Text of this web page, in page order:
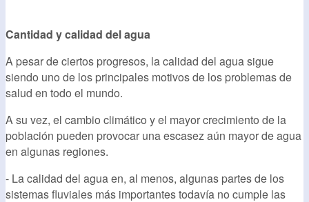
Cantidad y calidad del agua
A pesar de ciertos progresos, la calidad del agua sigue
siendo uno de los principales motivos de los problemas de
salud en todo el mundo.
A su vez, el cambio climático y el mayor crecimiento de la
población pueden provocar una escasez aún mayor de agua
en algunas regiones.
- La calidad del agua en, al menos, algunas partes de los
sistemas fluviales más importantes todavía no cumple las